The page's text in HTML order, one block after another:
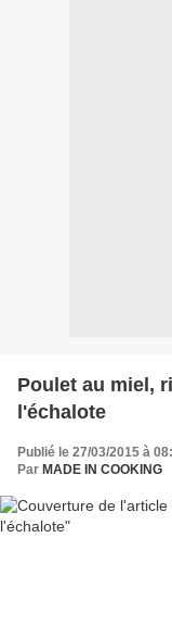
Poulet au miel,
l'échalote
Publié le 27/03/2015 à
Par MADE IN COOKING